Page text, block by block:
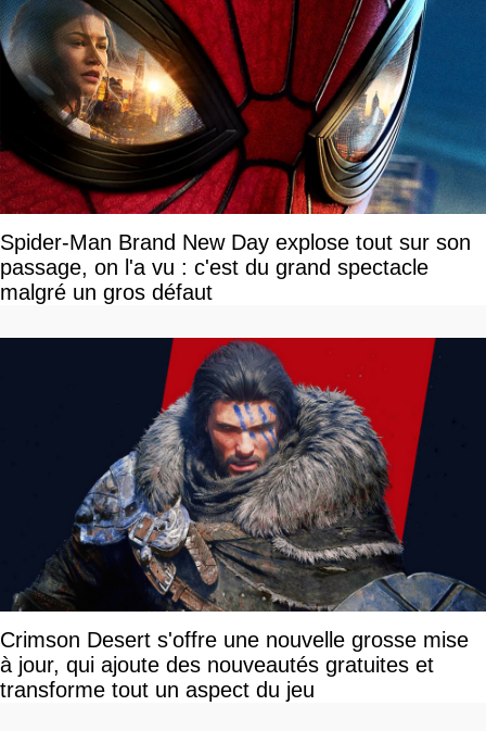
Spider-Man Brand New Day explose tout sur son
passage, on l'a vu : c'est du grand spectacle
malgré un gros défaut
Crimson Desert s'offre une nouvelle grosse mise
à jour, qui ajoute des nouveautés gratuites et
transforme tout un aspect du jeu